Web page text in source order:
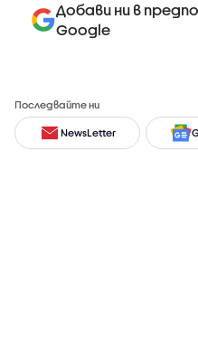
Добави ни в
Google
Последвайте ни
NewsLetter